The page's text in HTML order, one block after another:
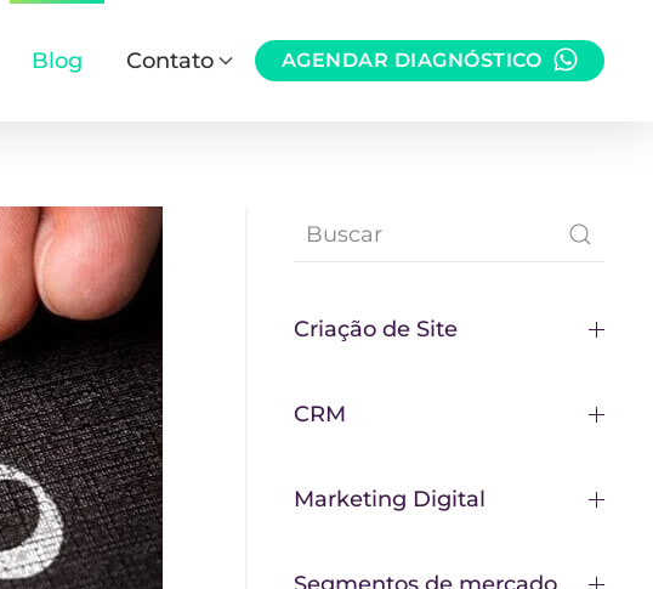
Blog Contato AGENDAR DIAGNÓSTICO
Criação de Site
CRM
Marketing Digital